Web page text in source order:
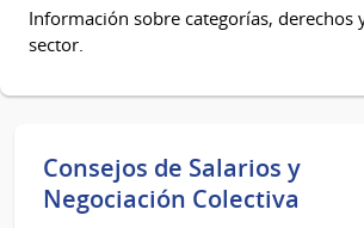
Información sobre categorías, derechos
sector.
Consejos de Salarios y
Negociación Colectiva